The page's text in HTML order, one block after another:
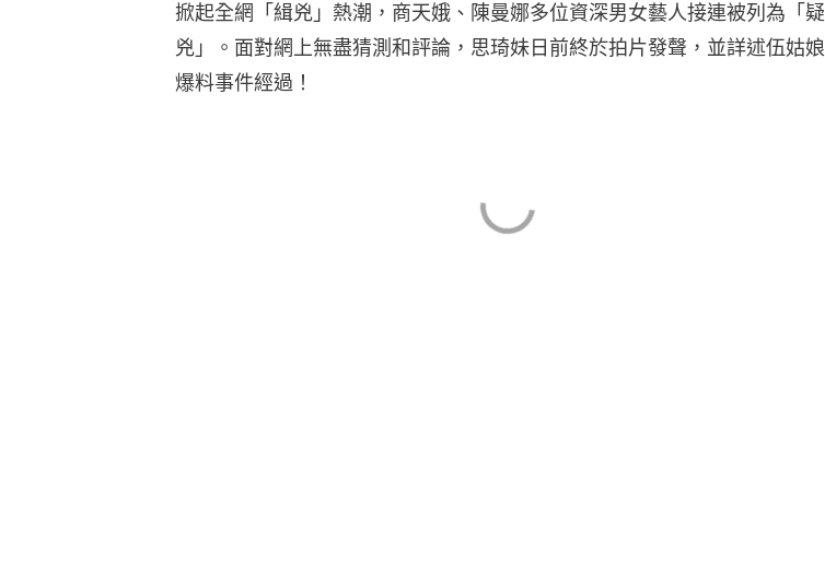
掀起全網「緝兇」熱潮，商天娥、陳曼娜多位資深男女藝人接連被列為「疑
兇」。面對網上無盡猜測和評論，思琦妹日前終於拍片發聲，並詳述伍姑娘
爆料事件經過！